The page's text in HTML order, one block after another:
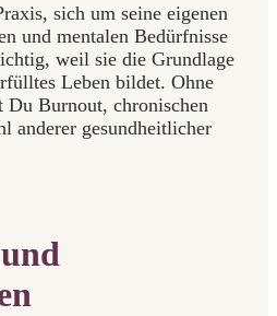
sich um seine eigenen
und mentalen Bedürfnisse
weil sie die Grundlage
Leben bildet. Ohne
Du Burnout, chronischen
anderer gesundheitlicher